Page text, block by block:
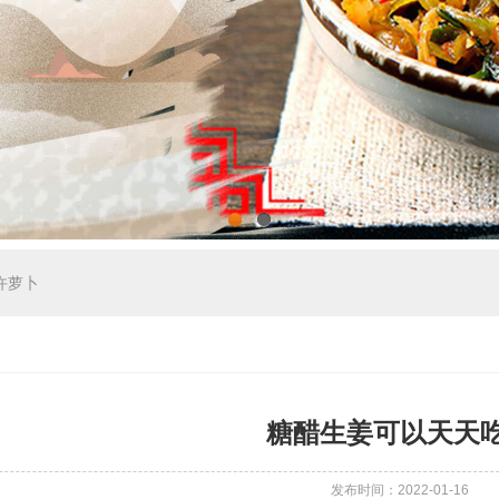
1 2
萝卜
糖醋生姜可以天天
发布时间：2022-01-16